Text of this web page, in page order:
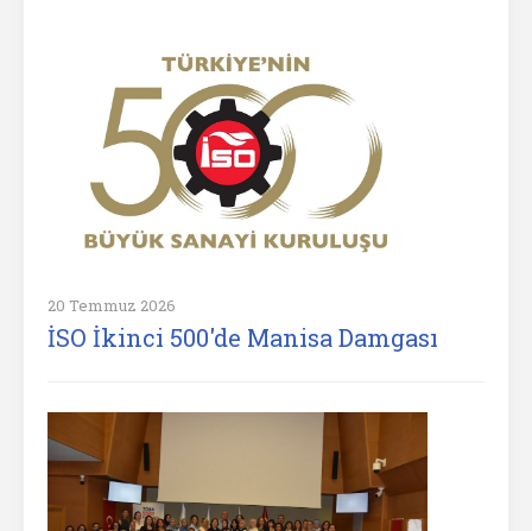
20 Temmuz 2026
İSO İkinci 500'de Manisa Damgası